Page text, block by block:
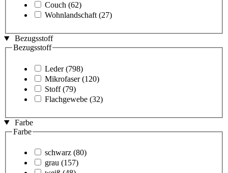
Couch (62)
Wohnlandschaft (27)
Bezugsstoff
Bezugsstoff
Leder (798)
Mikrofaser (120)
Stoff (79)
Flachgewebe (32)
Farbe
Farbe
schwarz (80)
grau (157)